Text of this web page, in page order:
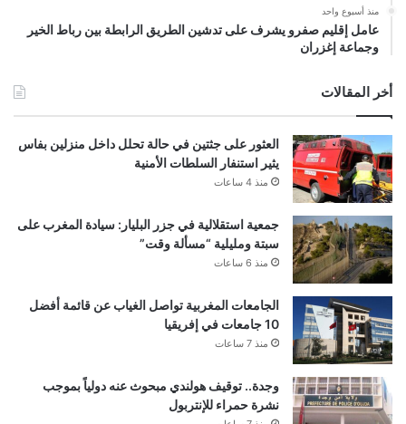
منذ أسبوع واحد
عامل إقليم صفرو يشرف على تدشين الطريق الرابطة بين رباط الخير
وجماعة إغزران
أخر المقالات
العثور على جثتين في حالة تحلل داخل منزلين بفاس
يثير استنفار السلطات الأمنية
منذ 4 ساعات
جمعية استقلالية في جزر البليار: سيادة المغرب على
سبتة ومليلية “مسألة وقت”
منذ 6 ساعات
الجامعات المغربية تواصل الغياب عن قائمة أفضل
10 جامعات في إفريقيا
منذ 7 ساعات
وجدة.. توقيف هولندي مبحوث عنه دولياً بموجب
نشرة حمراء للإنتربول